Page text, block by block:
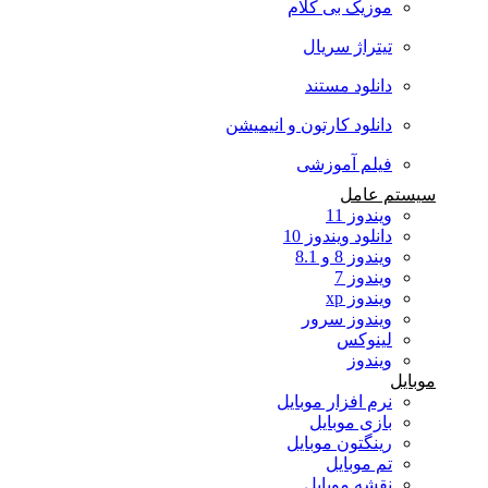
موزیک بی کلام
تیتراژ سریال
دانلود مستند
دانلود کارتون و انیمیشن
فیلم آموزشی
سیستم عامل
ویندوز 11
دانلود ویندوز 10
ویندوز 8 و 8.1
ویندوز 7
ویندوز xp
ویندوز سرور
لینوکس
ویندوز
نرم افزار موبایل
بازی موبایل
رینگتون موبایل
تم موبایل
نقشه موبایل